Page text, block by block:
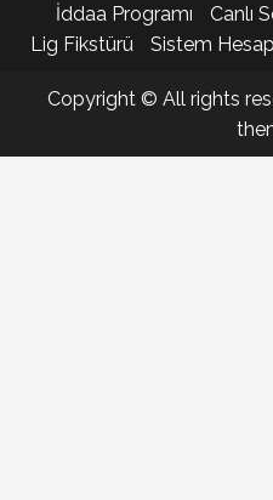
İddaa Programı Canlı
Lig Fikstürü
Sistem
Copyright © All rights